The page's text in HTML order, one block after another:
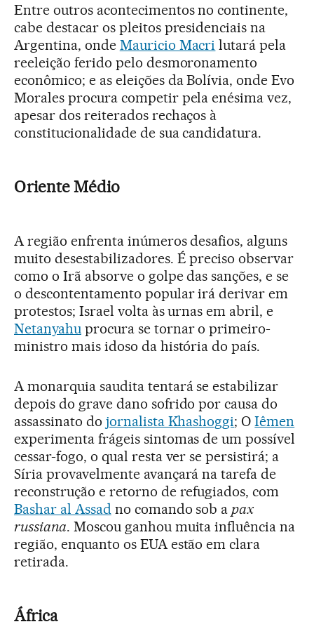
Entre outros acontecimentos no continente,
cabe destacar os pleitos presidenciais na
Argentina, onde Mauricio Macri lutará pela
reeleição ferido pelo desmoronamento
econômico; e as eleições da Bolívia, onde Evo
Morales procura competir pela enésima vez,
apesar dos reiterados rechaços à
constitucionalidade de sua candidatura.
Oriente Médio
A região enfrenta inúmeros desafios, alguns
muito desestabilizadores. É preciso observar
como o Irã absorve o golpe das sanções, e se
o descontentamento popular irá derivar em
protestos; Israel volta às urnas em abril, e
Netanyahu procura se tornar o primeiro-
ministro mais idoso da história do país.
A monarquia saudita tentará se estabilizar
depois do grave dano sofrido por causa do
assassinato do jornalista Khashoggi; OIêmen
experimenta frágeis sintomas de um possível
cessar-fogo, o qual resta ver se persistirá; a
Síria provavelmente avançará na tarefa de
reconstrução e retorno de refugiados, com
Bashar al Assad no comando sob a pax
russiana. Moscou ganhou muita influência na
região, enquanto os EUA estão em clara
retirada.
África